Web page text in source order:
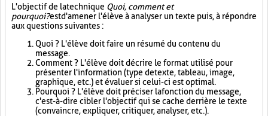
L'objectif de la technique Quoi, comment et
pourquoi?est d'amener l'élève à analyser un texte puis, à répondre
aux questions suivantes :
Quoi ? L'élève doit faire un résumé du contenu du
message.
Comment ? L'élève doit décrire le format utilisé pour
présenter l'information (type de texte, tableau, image,
graphique, etc.) et évaluer si celui-ci est optimal.
Pourquoi ? L'élève doit préciser la fonction du message,
c'est-à-dire cibler l'objectif qui se cache derrière le texte
(convaincre, expliquer, critiquer, analyser, etc.).